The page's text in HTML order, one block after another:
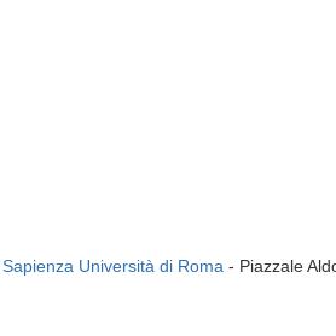
Università di Roma - Piazzale